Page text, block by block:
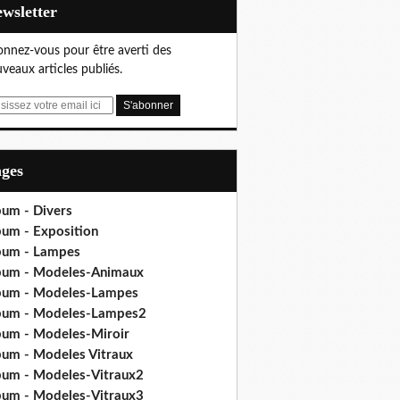
vous pour être averti des
articles publiés.
- Divers
- Exposition
- Lampes
- Modeles-Animaux
- Modeles-Lampes
- Modeles-Lampes2
- Modeles-Miroir
- Modeles Vitraux
- Modeles-Vitraux2
- Modeles-Vitraux3